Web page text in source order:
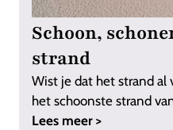
Schoon,
strand
Wist je dat het strand
het schoonste strand
Lees meer >